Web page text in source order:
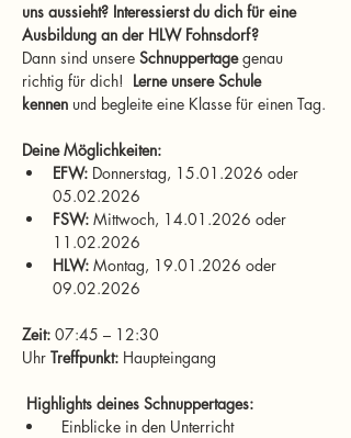
uns aussieht? Interessierst du dich für eine
Ausbildung an der HLW Fohnsdorf?
Dann sind unsere Schnuppertage genau
richtig für dich! Lerne unsere Schule
kennen und begleite eine Klasse für einen Tag.
Deine Möglichkeiten:
EFW: Donnerstag, 15.01.2026 oder
05.02.2026
FSW: Mittwoch, 14.01.2026 oder
11.02.2026
HLW: Montag, 19.01.2026 oder
09.02.2026
Zeit: 07:45 – 12:30
Uhr Treffpunkt: Haupteingang
Highlights deines Schnuppertages:
Einblicke in den Unterricht